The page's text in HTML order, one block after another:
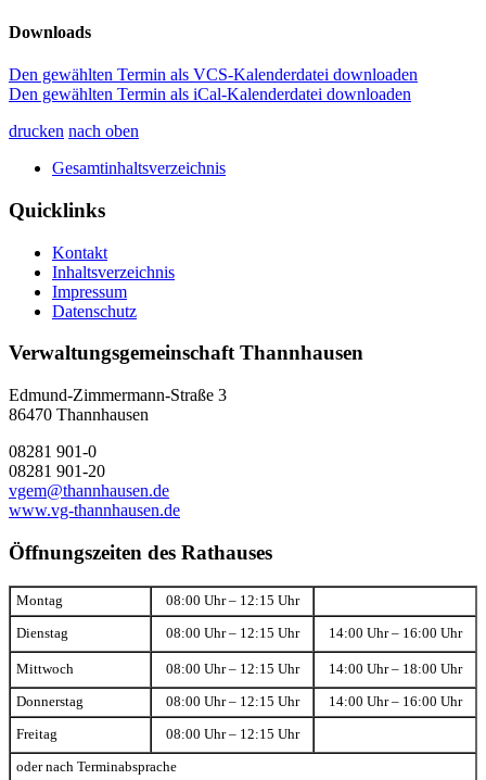
Downloads
Den gewählten Termin als VCS-Kalenderdatei downloaden
Den gewählten Termin als iCal-Kalenderdatei downloaden
drucken nach oben
Gesamtinhaltsverzeichnis
Quicklinks
Kontakt
Inhaltsverzeichnis
Impressum
Datenschutz
Verwaltungsgemeinschaft Thannhausen
Edmund-Zimmermann-Straße 3
86470 Thannhausen
08281 901-0
08281 901-20
vgem@thannhausen.de
www.vg-thannhausen.de
Öffnungszeiten des Rathauses
Montag 08:00 Uhr – 12:15 Uhr
Dienstag 08:00 Uhr – 12:15 Uhr 14:00 Uhr – 16:00 Uhr
Mittwoch 08:00 Uhr – 12:15 Uhr 14:00 Uhr – 18:00 Uhr
Donnerstag 08:00 Uhr – 12:15 Uhr 14:00 Uhr – 16:00 Uhr
Freitag 08:00 Uhr – 12:15 Uhr
oder nach Terminabsprache